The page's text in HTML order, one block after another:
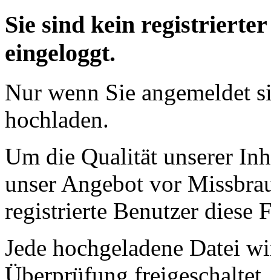
Sie sind kein
eingeloggt.
Nur wenn Sie angemeldet
hochladen.
Um die Qualität unserer
unser Angebot vor
registrierte Benutzer diese
Jede hochgeladene Datei
Überprüfung freigeschaltet.